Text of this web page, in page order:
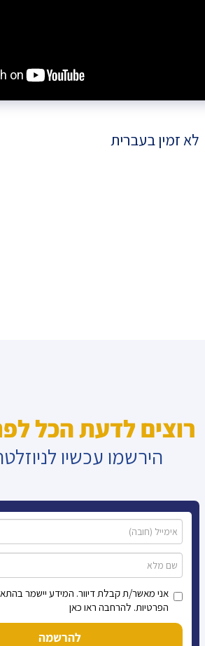
לא זמין בעברית
רוצים לדעת הכל
הירשמו עכשיו
אני מאשר/ת קבלת דיוור. המידע יישמר
הפרטיות. להרחבה ראו כאן
להרשמה